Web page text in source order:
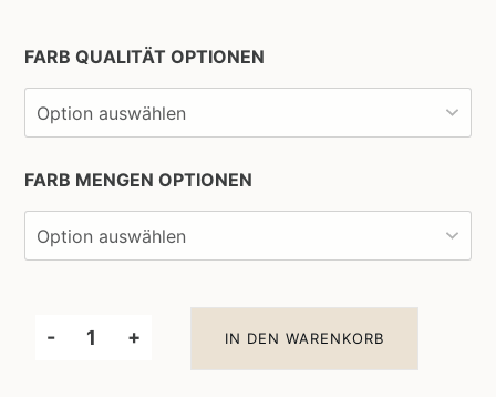
FARB QUALITÄT OPTIONEN
FARB MENGEN OPTIONEN
-
Little
+ IN DEN WARENKORB